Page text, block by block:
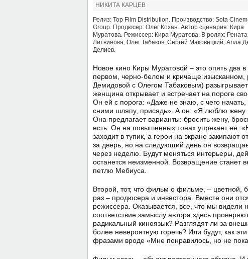
НИКИТА КАРЦЕВ
Релиз: Top Film Distribution. Производство: Sota
Group. Продюсер: Олег Кохан. Автор сценария: Кира
Муратова. Режиссер: Кира Муратова. В ролях: Рената
Литвинова, Олег Табаков, Сергей Маковецкий, Алла
Делиев.
Новое кино Киры Муратовой – это опять
первом, черно-белом и кричаще
Демидовой с Олегом Табаковым)
женщина открывает и встречает на пороге
Он ей с порога: «Даже не знаю, с чего
сними шляпу, присядь». А он: «Я люблю жену
Она предлагает варианты: бросить жену,
есть. Он на повышенных тонах упрекает ее:
заходит в тупик, а герои на экране закипают
за дверь, но на следующий день он
через неделю. Будут меняться интерьеры,
останется неизменной. Возвращение станет
петлю Мебиуса.
Второй, тот, что фильм о фильме, – цветной,
раз – продюсера и инвестора. Вместе они
режиссера. Оказывается, все, что мы видели
соответствие замыслу автора здесь
радикальный киноязык? Разглядят ли за
более невероятную горечь? Или будут, как
фразами вроде «Мне понравилось, но не